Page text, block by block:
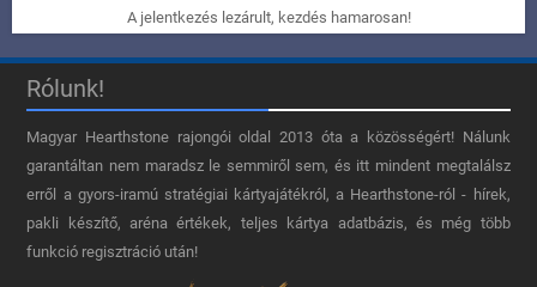
A jelentkezés lezárult, kezdés hamarosan!
Rólunk!
Magyar Hearthstone​ rajongói oldal 2013 óta a közösségért! Nálunk
garantáltan nem maradsz le semmiről sem, és itt mindent megtalálsz
erről a gyors-iramú stratégiai kártyajátékról, a Hearthstone-ról - hírek,
pakli készítő, aréna értékek, teljes kártya adatbázis, és még több
funkció regisztráció után!